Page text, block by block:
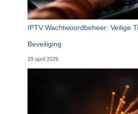
IPTV Wachtwoordbeheer: Veilige
Beveiliging
29 april 2026